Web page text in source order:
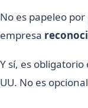
No es papeleo
empresa
Y sí, es obligatorio
UU. No es